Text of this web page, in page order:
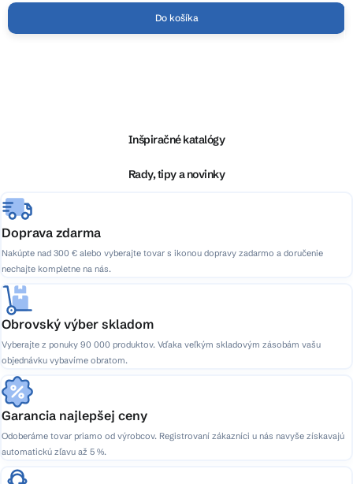
Do košíka
e
Inšpiračné katalógy
Rady, tipy a novinky
Doprava zdarma
Nakúpte nad 300 € alebo vyberajte tovar s ikonou dopravy zadarmo a doručenie
nechajte kompletne na nás.
Obrovský výber skladom
Vyberajte z ponuky 90 000 produktov. Vďaka veľkým skladovým zásobám vašu
objednávku vybavíme obratom.
Garancia najlepšej ceny
Odoberáme tovar priamo od výrobcov. Registrovaní zákazníci u nás navyše získavajú
automatickú zľavu až 5 %.